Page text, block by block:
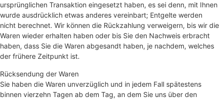
ursprünglichen Transaktion eingesetzt haben, es sei denn, mit Ihnen
wurde ausdrücklich etwas anderes vereinbart; Entgelte werden
nicht berechnet. Wir können die Rückzahlung verweigern, bis wir die
Waren wieder erhalten haben oder bis Sie den Nachweis erbracht
haben, dass Sie die Waren abgesandt haben, je nachdem, welches
der frühere Zeitpunkt ist.
Rücksendung der Waren
Sie haben die Waren unverzüglich und in jedem Fall spätestens
binnen vierzehn Tagen ab dem Tag, an dem Sie uns über den